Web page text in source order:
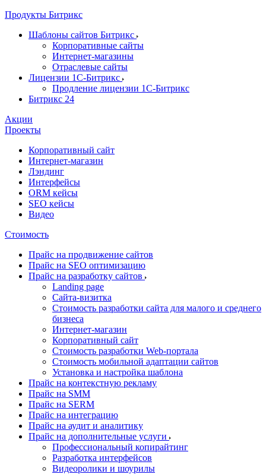
Продукты Битрикс
Шаблоны сайтов Битрикс
Корпоративные сайты
Интернет-магазины
Отраслевые сайты
Лицензии 1С-Битрикс
Продление лицензии 1С-Битрикс
Битрикс 24
Акции
Проекты
Корпоративный сайт
Интернет-магазин
Лэндинг
Интерфейсы
ORM кейсы
SEO кейсы
Видео
Стоимость
Прайс на продвижение сайтов
Прайс на SEO оптимизацию
Прайс на разработку сайтов
Landing page
Cайта-визитка
Стоимость разработки сайта для малого и среднего
бизнеса
Интернет-магазин
Корпоративный сайт
Стоимость разработки Web-портала
Стоимость мобильной адаптации сайтов
Установка и настройка шаблона
Прайс на контекстную рекламу
Прайс на SMM
Прайс на SERM
Прайс на интеграцию
Прайс на аудит и аналитику
Прайс на дополнительные услуги
Профессиональный копирайтинг
Разработка интерфейсов
Видеоролики и шоурилы